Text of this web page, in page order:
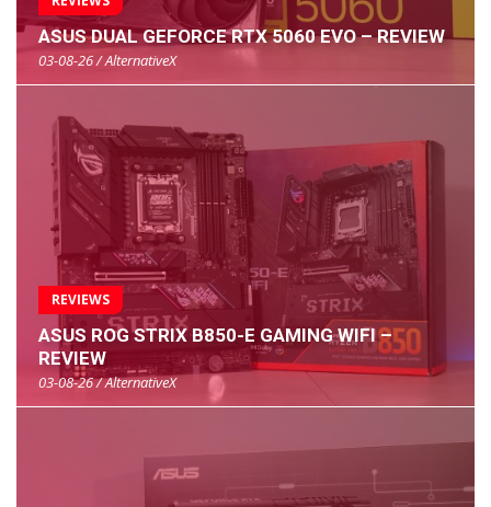
ASUS DUAL GEFORCE RTX 5060 EVO – REVIEW
03-08-26 / AlternativeX
REVIEWS
ASUS ROG STRIX B850-E GAMING WIFI –
REVIEW
03-08-26 / AlternativeX